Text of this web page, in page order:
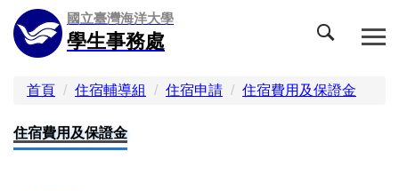
到
主
要
國立臺灣海洋大學
學生事務處
首頁 住宿輔導組 住宿申請 住宿費用及保證金
住宿費用及保證金